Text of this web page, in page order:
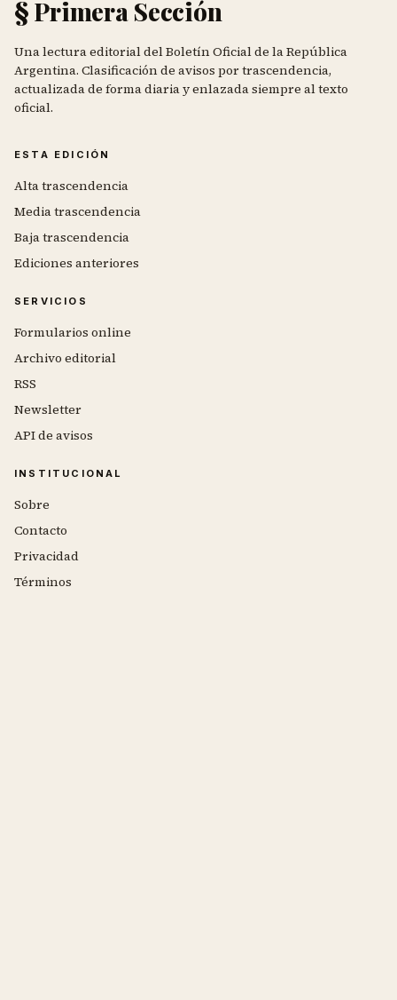
§ Primera Sección
Una lectura editorial del Boletín Oficial de la República
Argentina. Clasificación de avisos por trascendencia,
actualizada de forma diaria y enlazada siempre al texto
oficial.
ESTA EDICIÓN
Alta trascendencia
Media trascendencia
Baja trascendencia
Ediciones anteriores
SERVICIOS
Formularios online
Archivo editorial
RSS
Newsletter
API de avisos
INSTITUCIONAL
Sobre
Contacto
Privacidad
Términos